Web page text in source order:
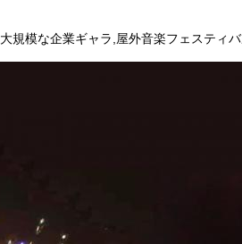
大規模な企業ギャラ,屋外音楽フェスティ